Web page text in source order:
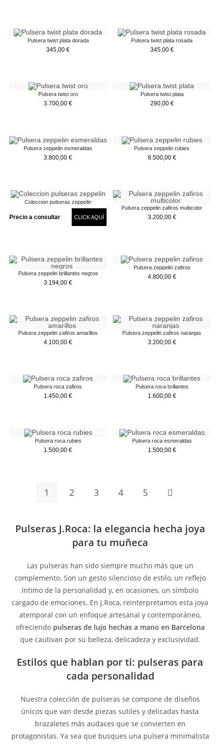
Pulsera twist plata dorada
345,00€
Pulsera twist plata rosada
345,00 €
Pulsera twist oro
3.700,00€
Pulsera twist plata
290,00 €
Pulsera zeppelin esmeraldas
3.800,00€
Pulsera zeppelin rubies
8.500,00 €
Coleccion pulseras zeppelin
Precio a consultar CLICK AQUÍ
Pulsera zeppelin zafiros multicolor
3.200,00 €
Pulsera zeppelin brillantes negros
3.194,00€
Pulsera zeppelin zafiros
4.800,00 €
Pulsera zeppelin zafiros amarillos
4.100,00€
Pulsera zeppelin zafiros naranjas
3.200,00 €
Pulsera roca zafiros
1.450,00€
Pulsera roca brillantes
1.600,00 €
Pulsera roca rubies
1.500,00€
Pulsera roca esmeraldas
1.500,00 €
1 2 3 4 5
Pulseras J.Roca: la elegancia hecha joya
para tu muñeca
Las pulseras han sido siempre mucho más que un
complemento. Son un gesto silencioso de estilo, un reflejo
íntimo de la personalidad y, en ocasiones, un símbolo
cargado de emociones. En J.Roca, reinterpretamos esta joya
atemporal con un enfoque artesanal y contemporáneo,
ofreciendo pulseras de lujo hechas a mano en Barcelona
que cautivan por su belleza, delicadeza y exclusividad.
Estilos que hablan por ti: pulseras para
cada personalidad
Nuestra colección de pulseras se compone de diseños
únicos que van desde piezas sutiles y delicadas hasta
brazaletes más audaces que se convierten en
protagonistas. Ya sea que busques una pulsera minimalista